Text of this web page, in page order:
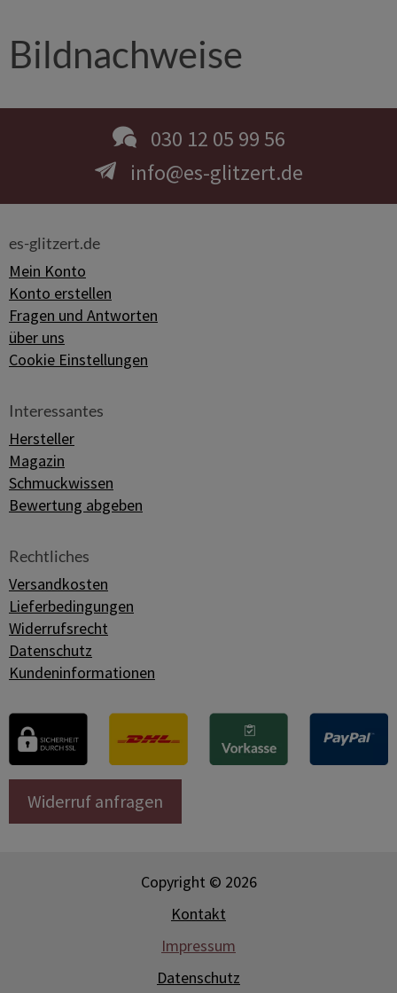
Bildnachweise
030 12 05 99 56
info@es-glitzert.de
es-glitzert.de
Mein Konto
Konto erstellen
Fragen und Antworten
über uns
Cookie Einstellungen
Interessantes
Hersteller
Magazin
Schmuckwissen
Bewertung abgeben
Rechtliches
Versandkosten
Lieferbedingungen
Widerrufsrecht
Datenschutz
Kundeninformationen
Widerruf anfragen
Copyright © 2026
Kontakt
Impressum
Datenschutz